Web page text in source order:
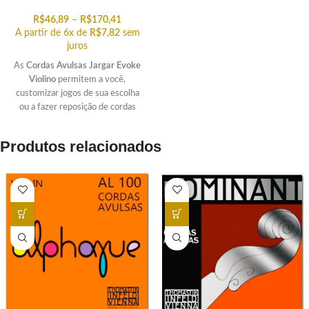
R$46,89 – R$170,41
A partir de 6x de R$7,82 sem
juros
As Cordas Avulsas Jargar Evoke
Violino permitem a você,
customizar jogos de sua escolha
ou a fazer reposição de cordas
Produtos relacionados